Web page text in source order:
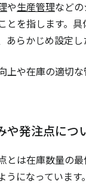
や生産管理など
とを指します。
あらかじめ設定
上や在庫の適切
や発注点につ
とは在庫数量の
うになっていま